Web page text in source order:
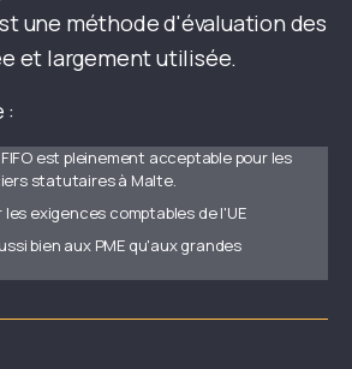
une méthode d'évaluation des
et largement utilisée.
:
est pleinement acceptable pour les
statutaires à Malte.
les exigences comptables de l'UE
bien aux PME qu'aux grandes